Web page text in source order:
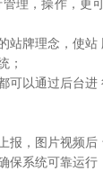
管理，操作，更
站牌理念，使
；
以通过后台
报，图片视频后
保系统可靠运行